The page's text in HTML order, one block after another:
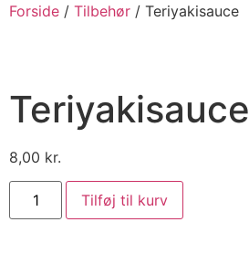
Forside / Tilbehør / Teriyakisauce
Teriyakisauce
8,00 kr.
Tilføj til kurv